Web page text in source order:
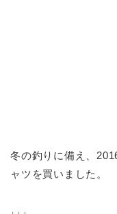
冬の釣りに備え、
ャツを買いました。